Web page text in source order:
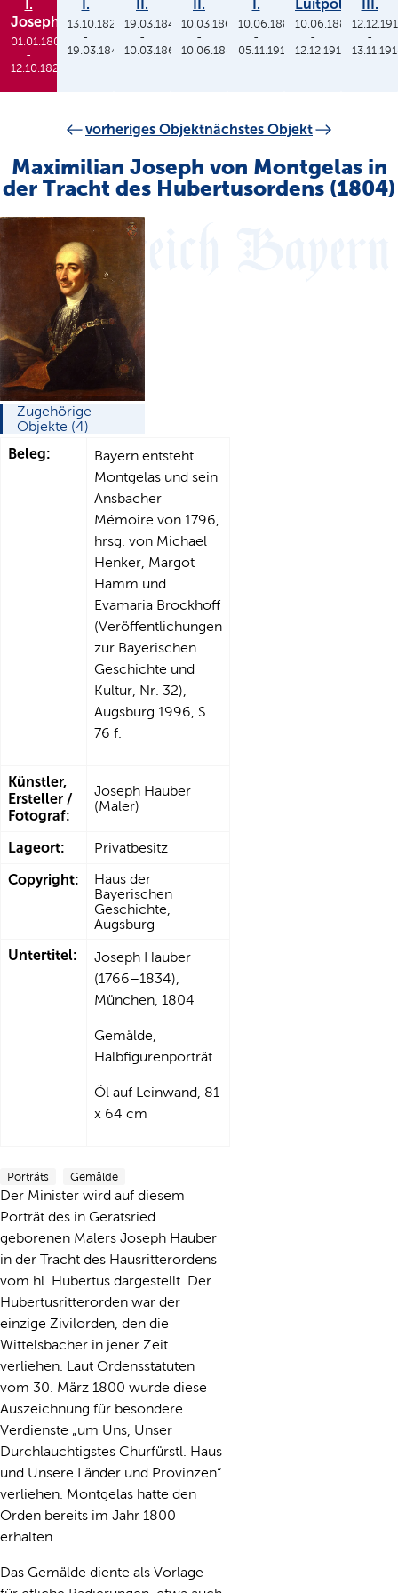
I.
Joseph
01.01.1806
-
12.10.1825
I.
13.10.1825
-
19.03.1848
II.
19.03.1848
-
10.03.1864
II.
10.03.1864
-
10.06.1886
I.
10.06.1886
-
05.11.1913
Luitpold
10.06.1886
-
12.12.1912
III.
-
vorheriges Objektnächstes Objekt
Maximilian Joseph von Montgelas in
der Tracht des Hubertusordens (1804)
Zugehörige
Objekte (4)
Beleg:
Bayern entsteht.
Montgelas und sein
Ansbacher
Mémoire von 1796,
hrsg. von Michael
Henker, Margot
Hamm und
Evamaria Brockhoff
(Veröffentlichungen
zur Bayerischen
Geschichte und
Kultur, Nr. 32),
Augsburg 1996, S.
76 f.
Künstler,
Ersteller /
Fotograf:
Joseph Hauber
(Maler)
Lageort: Privatbesitz
Copyright:
Haus der
Bayerischen
Geschichte,
Augsburg
Untertitel:
Joseph Hauber
(1766–1834),
München, 1804
Gemälde,
Halbfigurenporträt
Öl auf Leinwand, 81
x 64 cm
Porträts Gemälde
Der Minister wird auf diesem
Porträt des in Geratsried
geborenen Malers Joseph Hauber
in der Tracht des Hausritterordens
vom hl. Hubertus dargestellt. Der
Hubertusritterorden war der
einzige Zivilorden, den die
Wittelsbacher in jener Zeit
verliehen. Laut Ordensstatuten
vom 30. März 1800 wurde diese
Auszeichnung für besondere
Verdienste „um Uns, Unser
Durchlauchtigstes Churfürstl. Haus
und Unsere Länder und Provinzen“
verliehen. Montgelas hatte den
Orden bereits im Jahr 1800
erhalten.
Das Gemälde diente als Vorlage